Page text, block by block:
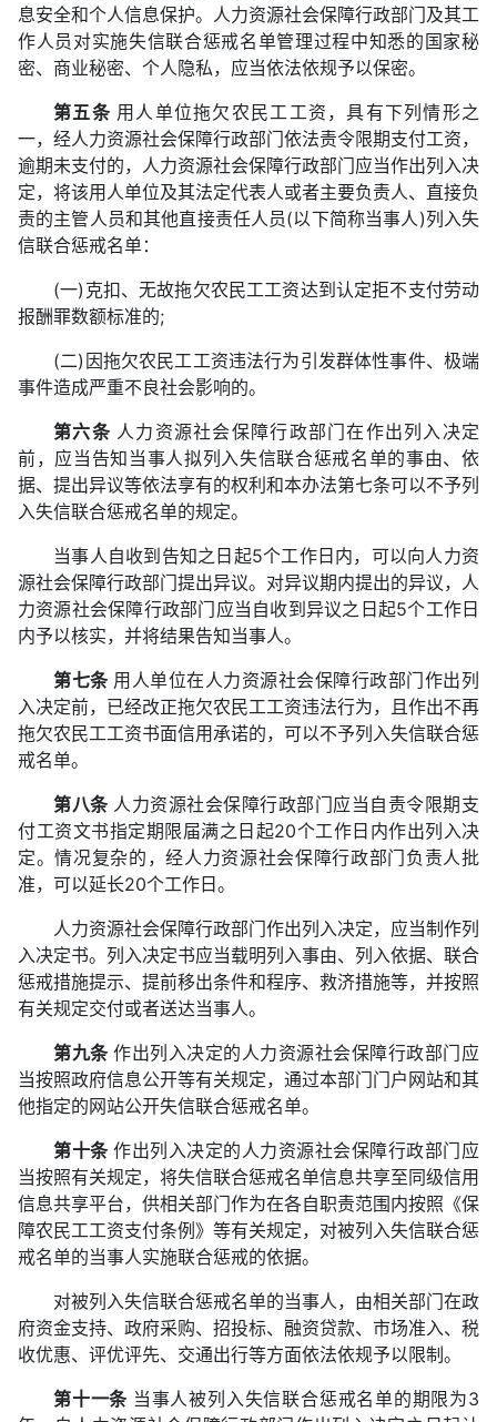
息安全和个人信息保护。人力资源社会保障行政部门及其工
作人员对实施失信联合惩戒名单管理过程中知悉的国家秘
密、商业秘密、个人隐私，应当依法依规予以保密。
第五条 用人单位拖欠农民工工资，具有下列情形之
一，经人力资源社会保障行政部门依法责令限期支付工资，
逾期未支付的，人力资源社会保障行政部门应当作出列入决
定，将该用人单位及其法定代表人或者主要负责人、直接负
责的主管人员和其他直接责任人员(以下简称当事人)列入失
信联合惩戒名单：
(一)克扣、无故拖欠农民工工资达到认定拒不支付劳动
报酬罪数额标准的;
(二)因拖欠农民工工资违法行为引发群体性事件、极端
事件造成严重不良社会影响的。
第六条 人力资源社会保障行政部门在作出列入决定
前，应当告知当事人拟列入失信联合惩戒名单的事由、依
据、提出异议等依法享有的权利和本办法第七条可以不予列
入失信联合惩戒名单的规定。
当事人自收到告知之日起5个工作日内，可以向人力资
源社会保障行政部门提出异议。对异议期内提出的异议，人
力资源社会保障行政部门应当自收到异议之日起5个工作日
内予以核实，并将结果告知当事人。
第七条 用人单位在人力资源社会保障行政部门作出列
入决定前，已经改正拖欠农民工工资违法行为，且作出不再
拖欠农民工工资书面信用承诺的，可以不予列入失信联合惩
戒名单。
第八条 人力资源社会保障行政部门应当自责令限期支
付工资文书指定期限届满之日起20个工作日内作出列入决
定。情况复杂的，经人力资源社会保障行政部门负责人批
准，可以延长20个工作日。
人力资源社会保障行政部门作出列入决定，应当制作列
入决定书。列入决定书应当载明列入事由、列入依据、联合
惩戒措施提示、提前移出条件和程序、救济措施等，并按照
有关规定交付或者送达当事人。
第九条作出列入决定的人力资源社会保障行政部门应
当按照政府信息公开等有关规定，通过本部门门户网站和其
他指定的网站公开失信联合惩戒名单。
第十条作出列入决定的人力资源社会保障行政部门应
当按照有关规定，将失信联合惩戒名单信息共享至同级信用
信息共享平台，供相关部门作为在各自职责范围内按照《保
障农民工工资支付条例》等有关规定，对被列入失信联合惩
戒名单的当事人实施联合惩戒的依据。
对被列入失信联合惩戒名单的当事人，由相关部门在政
府资金支持、政府采购、招投标、融资贷款、市场准入、税
收优惠、评优评先、交通出行等方面依法依规予以限制。
第十一条 当事人被列入失信联合惩戒名单的期限为3